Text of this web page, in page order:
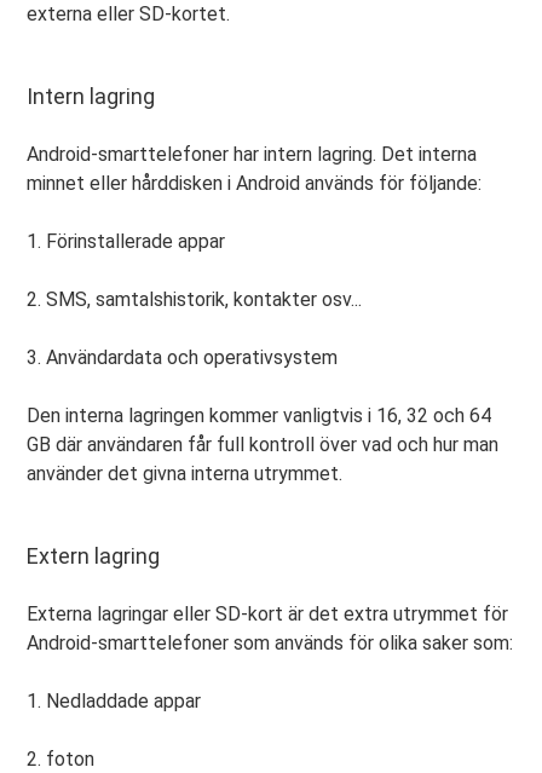
externa eller SD-kortet.
Intern lagring
Android-smarttelefoner har intern lagring. Det interna
minnet eller hårddisken i Android används för följande:
1. Förinstallerade appar
2. SMS, samtalshistorik, kontakter osv...
3. Användardata och operativsystem
Den interna lagringen kommer vanligtvis i 16, 32 och 64
GB där användaren får full kontroll över vad och hur man
använder det givna interna utrymmet.
Extern lagring
Externa lagringar eller SD-kort är det extra utrymmet för
Android-smarttelefoner som används för olika saker som:
1. Nedladdade appar
2. foton